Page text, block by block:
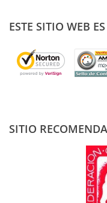
ESTE SITIO WEB
SITIO